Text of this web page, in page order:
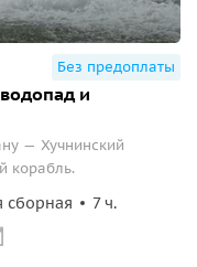
Без предоплаты
и
— Хучнинский
корабль.
сборная 7 ч.